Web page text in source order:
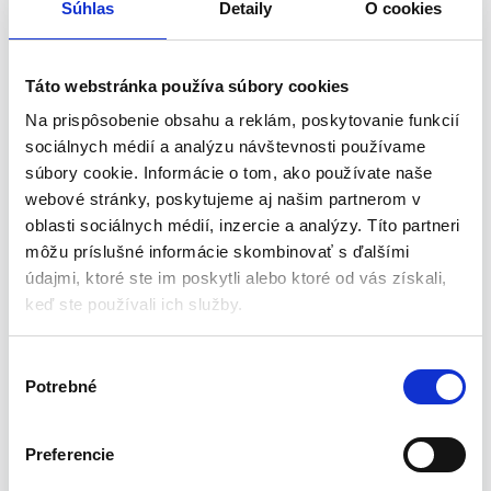
Súhlas Detaily O cookies
Táto webstránka používa súbory cookies
Na prispôsobenie obsahu a reklám, poskytovanie funkcií
sociálnych médií a analýzu návštevnosti používame
súbory cookie. Informácie o tom, ako používate naše
webové stránky, poskytujeme aj našim partnerom v
oblasti sociálnych médií, inzercie a analýzy. Títo partneri
môžu príslušné informácie skombinovať s ďalšími
údajmi, ktoré ste im poskytli alebo ktoré od vás získali,
keď ste používali ich služby.
Potrebné
Preferencie
Dutinky v cene
– sada obsahuje dutinky rôznych veľkostí
zabalené v praktickom kufríku / organizéri (spolu 500 ks).
vyrobený z ocele, ktorá sa vyznačuje trvanlivosťou. Vďaka vysokej
kvalite materiálu zariadenie vydrží roky.
Jednoduché použitie– káblový lis má ergonomickú rukoväť,
vďaka ktorej umožňuje bezpečné uchopenie, navyše jeho
používanie nevyžaduje použitie veľkej sily a nie je únavné, čo je
dané správne vyváženou pákou.
Špecifikácia:
Rozsah krimpovania 0,25-10 mm2
Rozmery: 18 / 7-16 / 4cm